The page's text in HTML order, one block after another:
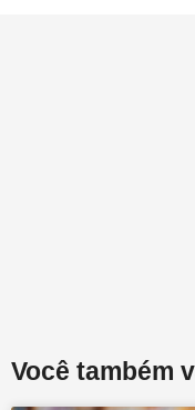
Você também